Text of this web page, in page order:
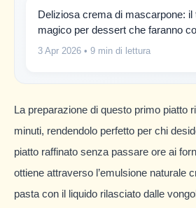
Deliziosa crema di mascarpone: il
magico per dessert che faranno
3 Apr 2026 • 9 min di lettura
La preparazione di questo primo piatto
minuti, rendendolo perfetto per chi
piatto raffinato senza passare ore ai
ottiene attraverso l’emulsione naturale
pasta con il liquido rilasciato dalle